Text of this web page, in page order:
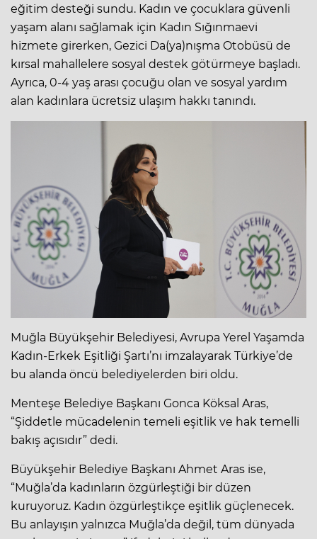
eğitim desteği sundu. Kadın ve çocuklara güvenli
yaşam alanı sağlamak için Kadın Sığınmaevi
hizmete girerken, Gezici Da(ya)nışma Otobüsü de
kırsal mahallelere sosyal destek götürmeye başladı.
Ayrıca, 0-4 yaş arası çocuğu olan ve sosyal yardım
alan kadınlara ücretsiz ulaşım hakkı tanındı.
Muğla Büyükşehir Belediyesi, Avrupa Yerel Yaşamda
Kadın-Erkek Eşitliği Şartı’nı imzalayarak Türkiye’de
bu alanda öncü belediyelerden biri oldu.
Menteşe Belediye Başkanı Gonca Köksal Aras,
“Şiddetle mücadelenin temeli eşitlik ve hak temelli
bakış açısıdır” dedi.
Büyükşehir Belediye Başkanı Ahmet Aras ise,
“Muğla’da kadınların özgürleştiği bir düzen
kuruyoruz. Kadın özgürleştikçe eşitlik güçlenecek.
Bu anlayışın yalnızca Muğla’da değil, tüm dünyada